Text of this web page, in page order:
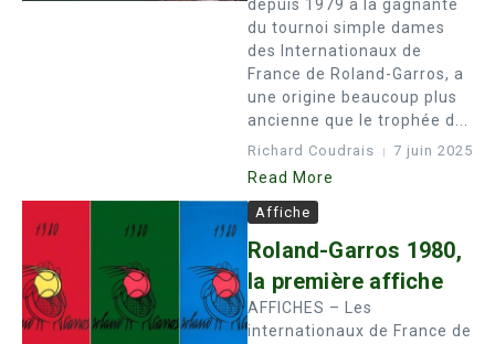
depuis 1979 à la gagnante
du tournoi simple dames
des Internationaux de
France de Roland-Garros, a
une origine beaucoup plus
ancienne que le trophée d...
Richard Coudrais 7 juin 2025
Read More
Affiche
Roland-Garros 1980,
la première affiche
AFFICHES – Les
internationaux de France de